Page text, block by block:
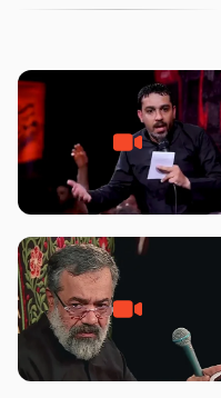
شور ، حسینا! به‌ حق زهرا «أُنْظُرْ
إِلَینا» – عزاداری شب هفتم ماه
مادر منم مثل تو خمیدم – حاج
محمود کریمی – شهادت حضرت